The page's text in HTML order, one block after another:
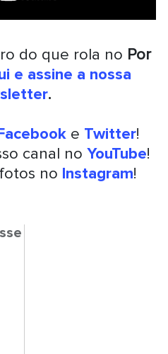
do que rola no Por
e assine a nossa
.
e Twitter!
canal no YouTube!
no Instagram!